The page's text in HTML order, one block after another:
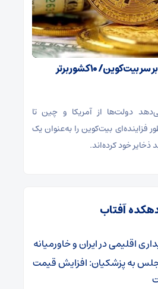
رقابت پنهان دولت‌ها بر سر بیت‌کوین/ ۱۰ کشور برتر
دولت‌ها از آمریکا و چین تا
فزاینده‌ای بیت‌کوین را به‌عنوان یک
ذخایر خود کرده‌اند.
آفتاب
اقلیمی در ایران و خاورمیانه
به پزشکیان: افزایش قیمت